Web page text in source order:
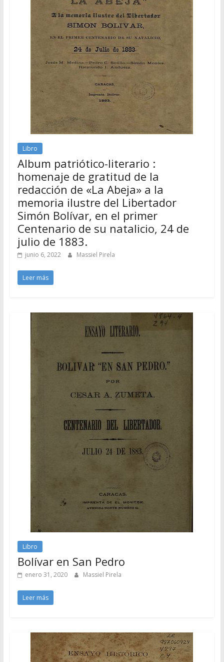
Libro
Album patriótico-literario :
homenaje de gratitud de la
redacción de «La Abeja» a la
memoria ilustre del Libertador
Simón Bolívar, en el primer
Centenario de su natalicio, 24 de
julio de 1883.
junio 6, 2022 Massiel Pirela
Leer más
Libro
Bolívar en San Pedro
enero 31, 2020 Massiel Pirela
Leer más